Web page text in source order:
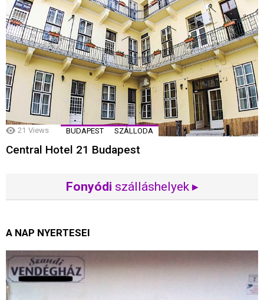
21 Views BUDAPEST SZÁLLODA
Central Hotel 21 Budapest
Fonyódi szálláshelyek ▸
A NAP NYERTESEI